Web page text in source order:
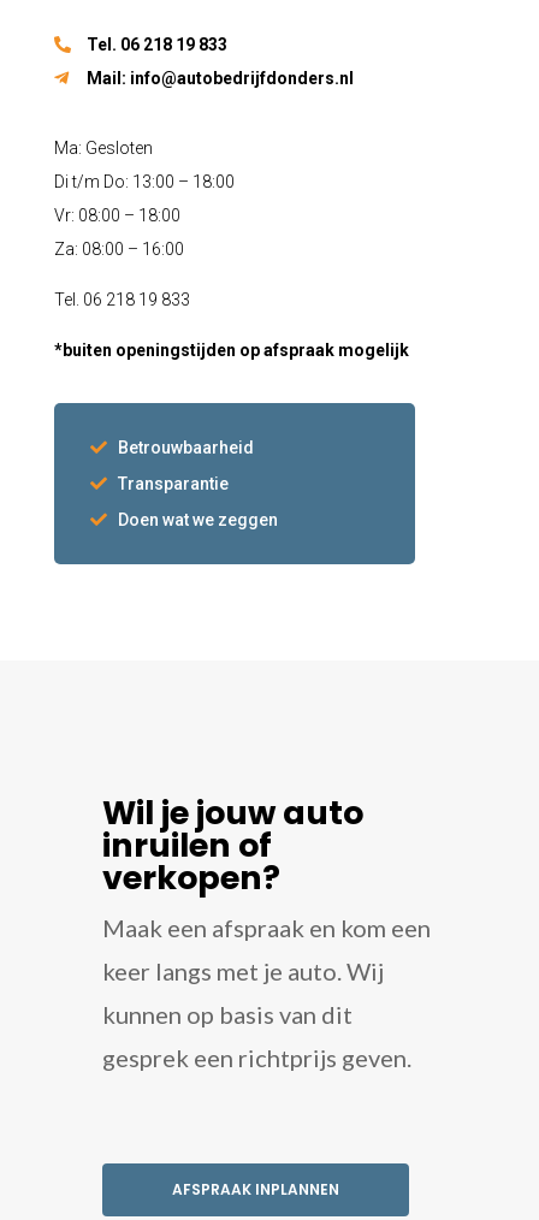
Tel. 06 218 19 833
Mail: info@autobedrijfdonders.nl
Ma: Gesloten
Di t/m Do: 13:00 – 18:00
Vr: 08:00 – 18:00
Za: 08:00 – 16:00
Tel. 06 218 19 833
*buiten openingstijden op afspraak mogelijk
Betrouwbaarheid
Transparantie
Doen wat we zeggen
Wil je jouw auto
inruilen of
verkopen?
Maak een afspraak en kom een
keer langs met je auto. Wij
kunnen op basis van dit
gesprek een richtprijs geven.
AFSPRAAK INPLANNEN